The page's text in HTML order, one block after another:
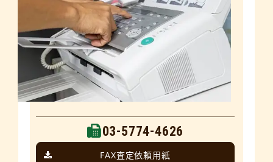
03-5774-4626
FAX査定依頼用紙